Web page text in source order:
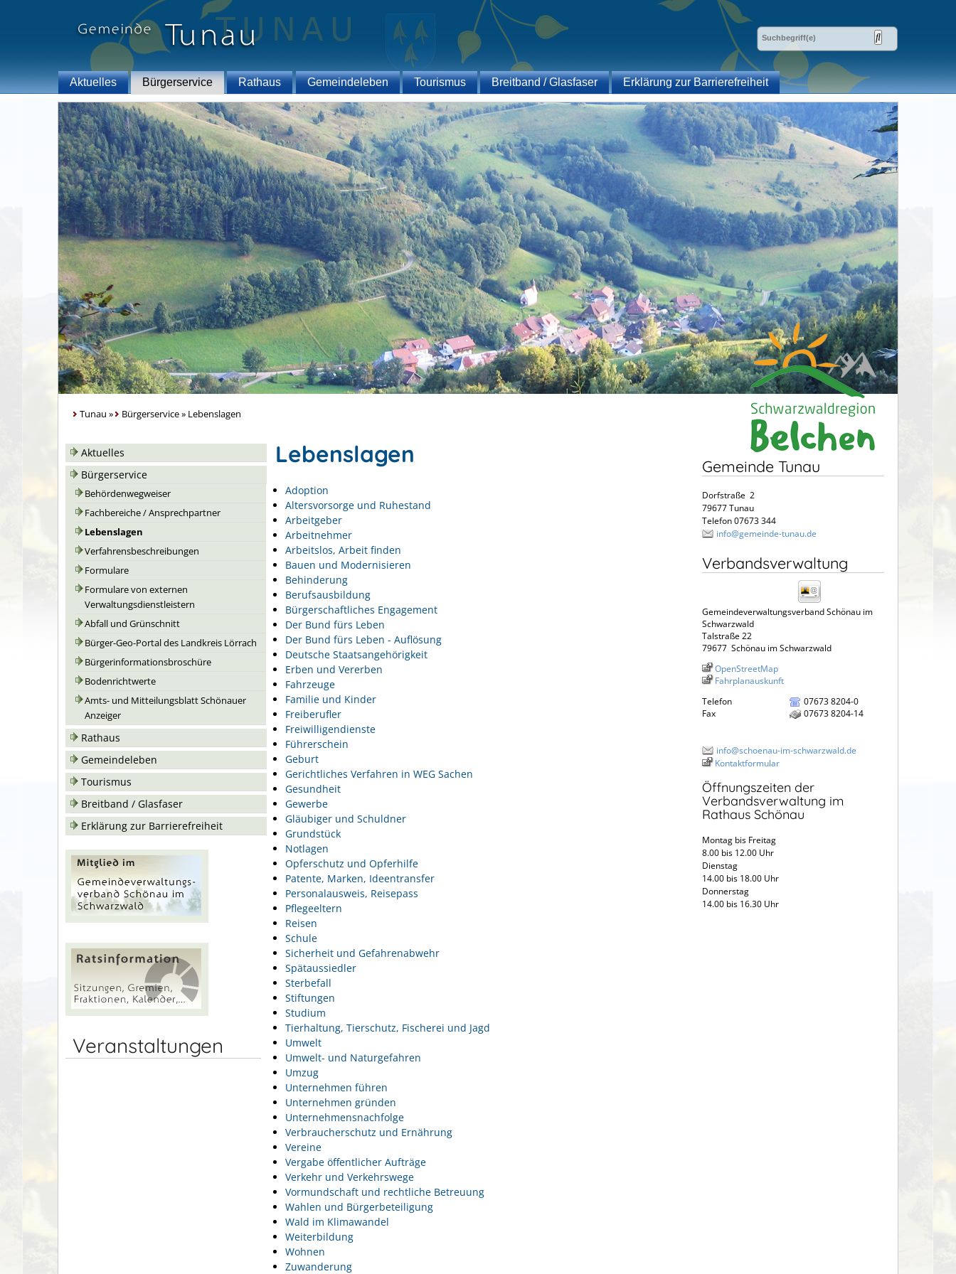
Aktuelles Bürgerservice Rathaus Gemeindeleben Tourismus Breitband / Glasfaser Erklärung zur Barrierefreiheit
Tunau » Bürgerservice» Lebenslagen
Aktuelles
Bürgerservice
Behördenwegweiser
Fachbereiche / Ansprechpartner
Lebenslagen
Verfahrensbeschreibungen
Formulare
Formulare von externen
Verwaltungsdienstleistern
Abfall und Grünschnitt
Bürger-Geo-Portal des Landkreis Lörrach
Bürgerinformationsbroschüre
Bodenrichtwerte
Amts- und Mitteilungsblatt Schönauer
Anzeiger
Rathaus
Gemeindeleben
Tourismus
Breitband / Glasfaser
Erklärung zur Barrierefreiheit
Veranstaltungen
Lebenslagen
Adoption
Altersvorsorge und Ruhestand
Arbeitgeber
Arbeitnehmer
Arbeitslos, Arbeit finden
Bauen und Modernisieren
Behinderung
Berufsausbildung
Bürgerschaftliches Engagement
Der Bund fürs Leben
Der Bund fürs Leben - Auflösung
Deutsche Staatsangehörigkeit
Erben und Vererben
Fahrzeuge
Familie und Kinder
Freiberufler
Freiwilligendienste
Führerschein
Geburt
Gerichtliches Verfahren in WEG Sachen
Gesundheit
Gewerbe
Gläubiger und Schuldner
Grundstück
Notlagen
Opferschutz und Opferhilfe
Patente, Marken, Ideentransfer
Personalausweis, Reisepass
Pflegeeltern
Reisen
Schule
Sicherheit und Gefahrenabwehr
Spätaussiedler
Sterbefall
Stiftungen
Studium
Tierhaltung, Tierschutz, Fischerei und Jagd
Umwelt
Umwelt- und Naturgefahren
Umzug
Unternehmen führen
Unternehmen gründen
Unternehmensnachfolge
Verbraucherschutz und Ernährung
Vereine
Vergabe öffentlicher Aufträge
Verkehr und Verkehrswege
Vormundschaft und rechtliche Betreuung
Wahlen und Bürgerbeteiligung
Wald im Klimawandel
Weiterbildung
Wohnen
Zuwanderung
Gemeinde Tunau
Dorfstraße 2
79677 Tunau
Telefon 07673 344
info@gemeinde-tunau.de
Verbandsverwaltung
Gemeindeverwaltungsverband Schönau im
Schwarzwald
Talstraße 22
79677 Schönau im Schwarzwald
OpenStreetMap
Fahrplanauskunft
Telefon
07673 8204-0
Fax
07673 8204-14
info@schoenau-im-schwarzwald.de
Kontaktformular
Öffnungszeiten der
Verbandsverwaltung im
Rathaus Schönau
Montag bis Freitag
8.00 bis 12.00 Uhr
Dienstag
14.00 bis 18.00 Uhr
Donnerstag
14.00 bis 16.30 Uhr